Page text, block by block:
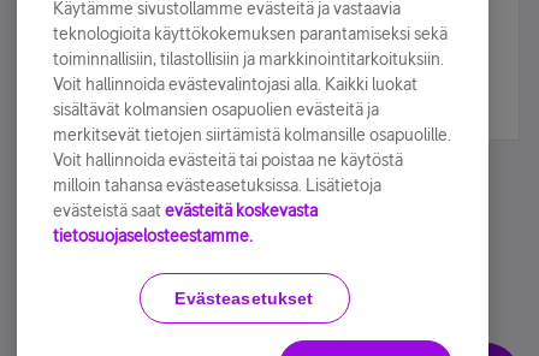
sähköpostiisi.
Tilaa nyt
Käyttöehdot Accessibility statement
Käytämme sivustollamme evästeitä ja vastaavia
teknologioita käyttökokemuksen parantamiseksi sekä
toiminnallisiin, tilastollisiin ja markkinointitarkoituksiin.
Voit hallinnoida evästevalintojasi alla. Kaikki luokat
sisältävät kolmansien osapuolien evästeitä ja
merkitsevät tietojen siirtämistä kolmansille osapuolille.
Voit hallinnoida evästeitä tai poistaa ne käytöstä
milloin tahansa evästeasetuksissa. Lisätietoja
evästeistä saat evästeitä koskevasta
tietosuojaselosteestamme.
Evästeasetukset